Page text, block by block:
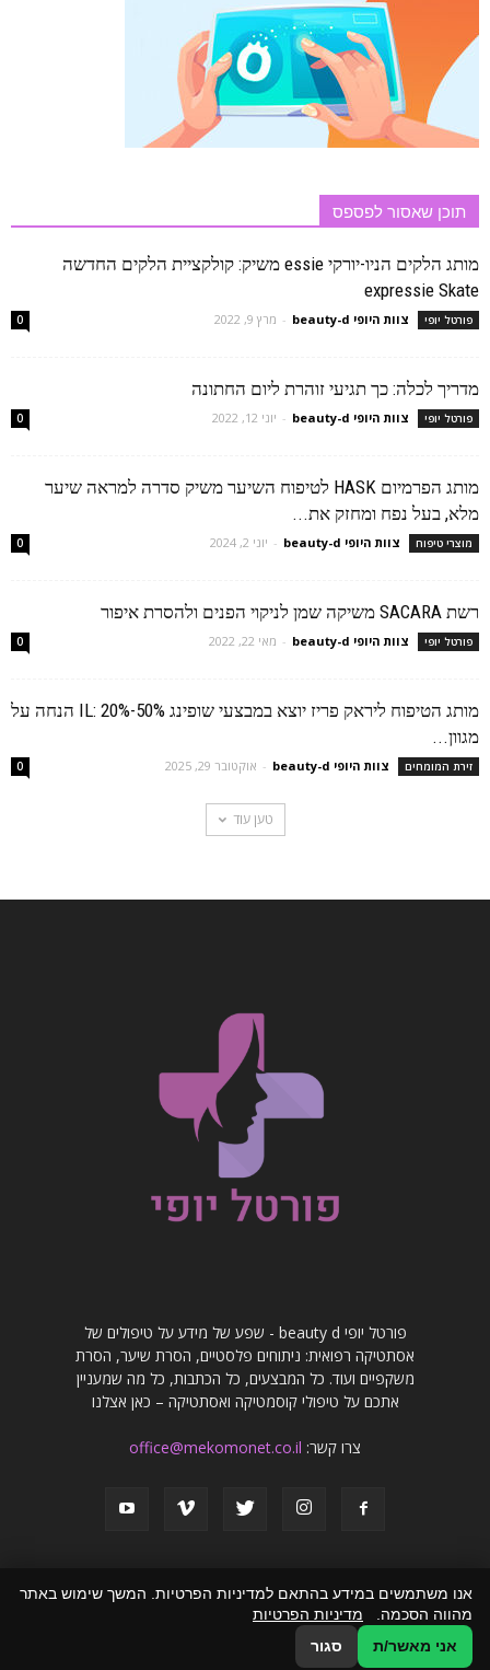
תוכן שאסור לפספס
מותג הלקים הניו-יורקי essie משיק: קולקציית הלקים החדשה
expressie Skate
פורטל יופי צוות היופי beauty-d - מרץ 9, 2022 0
מדריך לכלה: כך תגיעי זוהרת ליום החתונה
פורטל יופי צוות היופי beauty-d - יוני 12, 2022 0
מותג הפרמיום HASK לטיפוח השיער משיק סדרה למראה שיער
מלא, בעל נפח ומחזק את...
מוצרי טיפוח צוות היופי beauty-d - יוני 2, 2024 0
רשת SACARA משיקה שמן לניקוי הפנים ולהסרת איפור
פורטל יופי צוות היופי beauty-d - מאי 22, 2022 0
מותג הטיפוח ליראק פריז יוצא במבצעי שופינג IL: 20%-50% הנחה על
מגוון...
זירת המומחים צוות היופי beauty-d - אוקטובר 29, 2025 0
טען עוד
פורטל יופי beauty d - שפע של מידע על טיפולים של
אסתטיקה רפואית: ניתוחים פלסטיים, הסרת שיער, הסרת
משקפיים ועוד. כל המבצעים, כל הכתבות, כל מה שמעניין
אתכם על טיפולי קוסמטיקה ואסתטיקה – כאן אצלנו
צרו קשר: office@mekomonet.co.il
פרסמו אצלנו פרסום מאמרים באתרים
© כל הזכויות שמורות לפורטל יופי beauty d
אנו משתמשים במידע בהתאם למדיניות הפרטיות. המשך שימוש באתר
מהווה הסכמה. מדיניות הפרטיות
אני מאשר/ת
סגור